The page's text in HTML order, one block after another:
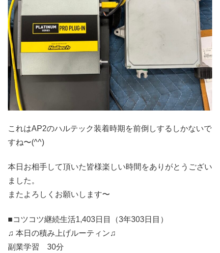
これはAP2のハルテック装着時期を前倒しするしかないで
すね〜(^^)
本日お相手して頂いた皆様楽しい時間をありがとうござい
ました。
またよろしくお願いします〜
■コツコツ継続生活1,403日目（3年303日目）
♫ 本日の積み上げルーティン♫
副業学習 30分